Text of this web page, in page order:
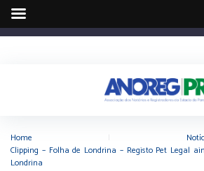
Home
Clipping – Folha de Londrina – Registo Pet Legal
Londrina